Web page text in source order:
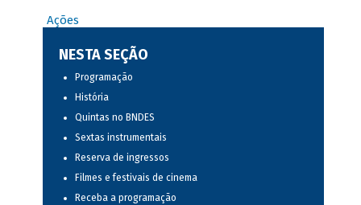
Ações
NESTA SEÇÃO
Programação
História
Quintas no BNDES
Sextas instrumentais
Reserva de ingressos
Filmes e festivais de cinema
Receba a programação